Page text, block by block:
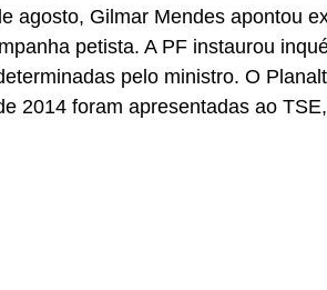
agosto, Gilmar Mendes apontou
petista. A PF instaurou
pelo ministro. O
2014 foram apresentadas ao